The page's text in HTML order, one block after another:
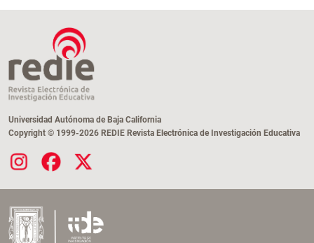
Universidad Autónoma de Baja California
Copyright © 1999-2026 REDIE Revista Electrónica de Investigación Educativa